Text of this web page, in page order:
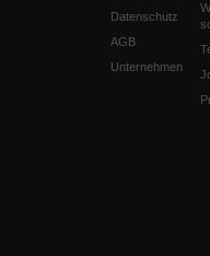
Datenschutz
AGB
Unternehmen